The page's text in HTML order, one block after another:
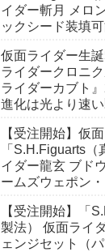
イダー斬月 メロ
ックシード装填
ズチェンジも！
仮面ライダー生
ライダークロニ
ライダーカブト
進化は光より速
【受注開始】仮
「S.H.Figuarts
イダー龍玄 ブド
ームズウェポン
【受注開始】「
製法） 仮面ライ
ェンジセット（